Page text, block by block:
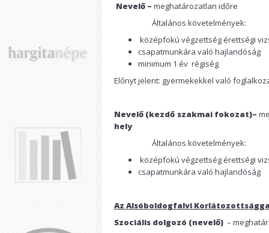
Nevelő – meghatározatlan időre
Általános követelmények:
középfokú végzettség érettségi
csapatmunkára való hajlandóság
minimum 1 év régiség
Előnyt jelent: gyermekekkel való
Nevelő (kezdő szakmai fokozat)–
hely
Általános követelmények:
középfokú végzettség érettségi
csapatmunkára való hajlandóság
Az Alsóboldogfalvi
Szociális dolgozó (nevelő) –